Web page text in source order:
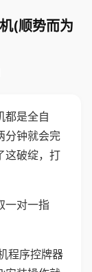
(顺势而为
都是全自
分钟就会完
这破绽，打
一对一指
程序控牌器